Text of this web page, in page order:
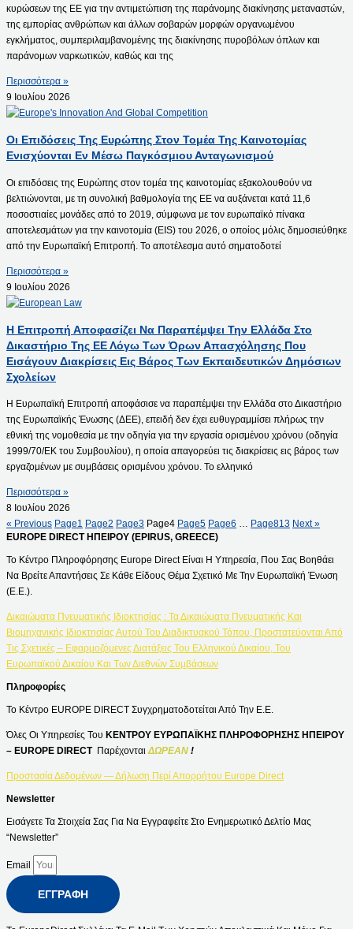
κυρώσεων της ΕΕ για την αντιμετώπιση της παράνομης διακίνησης μεταναστών,
της εμπορίας ανθρώπων και άλλων σοβαρών μορφών οργανωμένου
εγκλήματος, συμπεριλαμβανομένης της διακίνησης πυροβόλων όπλων και
παράνομων ναρκωτικών, καθώς και της
Περισσότερα »
9 Ιουλίου 2026
Οι Επιδόσεις Της Ευρώπης Στον Τομέα Της Καινοτομίας
Ενισχύονται Εν Μέσω Παγκόσμιου Ανταγωνισμού
Οι επιδόσεις της Ευρώπης στον τομέα της καινοτομίας εξακολουθούν να
βελτιώνονται, με τη συνολική βαθμολογία της ΕΕ να αυξάνεται κατά 11,6
ποσοστιαίες μονάδες από το 2019, σύμφωνα με τον ευρωπαϊκό πίνακα
αποτελεσμάτων για την καινοτομία (EIS) του 2026, ο οποίος μόλις δημοσιεύθηκε
από την Ευρωπαϊκή Επιτροπή. Το αποτέλεσμα αυτό σηματοδοτεί
Περισσότερα »
9 Ιουλίου 2026
Η Επιτροπή Αποφασίζει Να Παραπέμψει Την Ελλάδα Στο
Δικαστήριο Της ΕΕ Λόγω Των Όρων Απασχόλησης Που
Εισάγουν Διακρίσεις Εις Βάρος Των Εκπαιδευτικών Δημόσιων
Σχολείων
Η Ευρωπαϊκή Επιτροπή αποφάσισε να παραπέμψει την Ελλάδα στο Δικαστήριο
της Ευρωπαϊκής Ένωσης (ΔΕΕ), επειδή δεν έχει ευθυγραμμίσει πλήρως την
εθνική της νομοθεσία με την οδηγία για την εργασία ορισμένου χρόνου (οδηγία
1999/70/ΕΚ του Συμβουλίου), η οποία απαγορεύει τις διακρίσεις εις βάρος των
εργαζομένων με συμβάσεις ορισμένου χρόνου. Το ελληνικό
Περισσότερα »
8 Ιουλίου 2026
« Previous Page1 Page2 Page3 Page4 Page5 Page6 Page813 Next »
EUROPE DIRECT ΗΠΕΙΡΟΥ (EPIRUS, GREECE)
Το Κέντρο Πληροφόρησης Europe Direct Είναι Η Υπηρεσία, Που Σας Βοηθάει
Να Βρείτε Απαντήσεις Σε Κάθε Είδους Θέμα Σχετικό Με Την Ευρωπαϊκή Ένωση
(Ε.Ε.).
Δικαιώματα Πνευματικής Ιδιοκτησίας : Τα Δικαιώματα Πνευματικής Και
Βιομηχανικής Ιδιοκτησίας Αυτού Του Διαδικτυακού Τόπου, Προστατεύονται Από
Τις Σχετικές – Εφαρμοζόμενες Διατάξεις Του Ελληνικού Δικαίου, Του
Ευρωπαϊκού Δικαίου Και Των Διεθνών Συμβάσεων
Πληροφορίες
Το Κέντρο EUROPE DIRECT Συγχρηματοδοτείται Από Την Ε.Ε.
Όλες Οι Υπηρεσίες Του ΚΕΝΤΡΟΥ ΕΥΡΩΠΑΪΚΗΣ ΠΛΗΡΟΦΟΡΗΣΗΣ ΗΠΕΙΡΟΥ
– EUROPE DIRECT Παρέχονται ΔΩΡΕΑΝ !
Προστασία Δεδομένων — Δήλωση Περί Απορρήτου Europe Direct
Newsletter
Εισάγετε Τα Στοιχεία Σας Για Να Εγγραφείτε Στο Ενημερωτικό Δελτίο Μας
“Newsletter”
Email
ΕΓΓΡΑΦΉ